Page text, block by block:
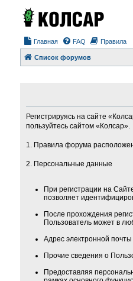
Главная FAQ Правила
Список форумов
Регистрируясь на сайте
пользуйтесь сайтом «Колсар».
1. Правила форума
2. Персональные данные
При регистрации на
позволяет
После прохождения
Пользователь может в
Адрес электронной
Прочие сведения о
Предоставляя